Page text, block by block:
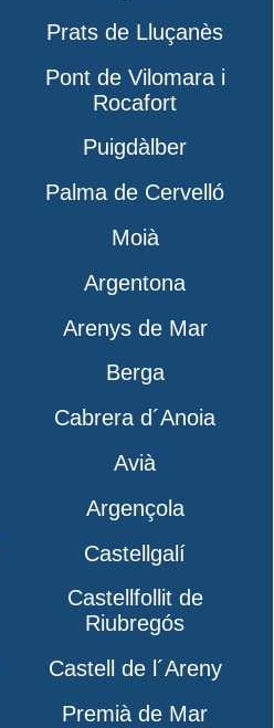
Prats de Lluçanès
Pont de Vilomara i
Rocafort
Puigdàlber
Palma de Cervelló
Moià
Argentona
Arenys de Mar
Berga
Cabrera d´Anoia
Avià
Argençola
Castellgalí
Castellfollit de
Riubregós
Castell de l´Areny
Premià de Mar